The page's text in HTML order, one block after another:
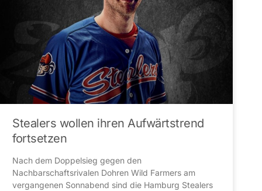
Stealers wollen ihren Aufwärtstrend
fortsetzen
Nach dem Doppelsieg gegen den
Nachbarschaftsrivalen Dohren Wild Farmers am
vergangenen Sonnabend sind die Hamburg Stealers